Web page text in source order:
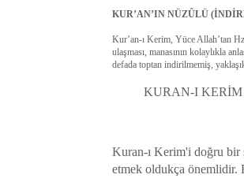
KUR’AN’IN NÜZÛLÜ
Kur’an-ı Kerim, Yüce Allah’tan
ulaşması, manasının kolaylıkla
defada toptan indirilmemiş,
KURAN-I
Kuran-ı Kerim'i doğru bir
etmek oldukça önemlidir.